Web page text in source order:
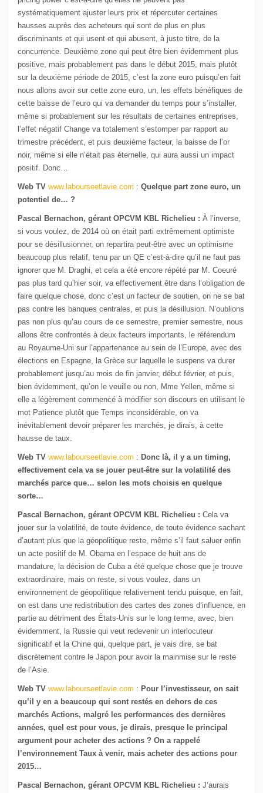
systématiquement ajuster leurs prix et répercuter certaines
hausses auprès des acheteurs qui sont de plus en plus
discriminants et qui usent et qui abusent, à juste titre, de la
concurrence. Deuxième zone qui peut être bien évidemment plus
positive, mais probablement pas dans le début 2015, mais plutôt
sur la deuxième période de 2015, c’est la zone euro puisqu’en fait
nous allons avoir sur cette zone euro, un, les effets bénéfiques de
cette baisse de l’euro qui va demander du temps pour s’installer,
même si probablement sur les résultats de certaines entreprises,
l’effet négatif Change va totalement s’estomper par rapport au
trimestre précédent, et puis deuxième facteur, la baisse de l’or
noir, même si elle n’était pas éternelle, qui aura aussi un impact
positif. Donc…
Web TV www.labourseetlavie.com : Quelque part zone euro, un
potentiel de… ?
Pascal Bernachon, gérant OPCVM KBL Richelieu : À l’inverse,
si vous voulez, de 2014 où on était parti extrêmement optimiste
pour se désillusionner, on repartira peut-être avec un optimisme
beaucoup plus relatif, tenu par un QE c’est-à-dire qu’il ne faut pas
ignorer que M. Draghi, et cela a été encore répété par M. Coeuré
pas plus tard qu’hier soir, va effectivement être dans l’obligation de
faire quelque chose, donc c’est un facteur de soutien, on ne se bat
pas contre les banques centrales, et puis la désillusion. N’oublions
pas non plus qu’au cours de ce semestre, premier semestre, nous
allons être confrontés à deux facteurs importants, le référendum
au Royaume-Uni sur l’appartenance au sein de l’Europe, avec des
élections en Espagne, la Grèce sur laquelle le suspens va durer
probablement jusqu’au mois de fin janvier, début février, et puis,
bien évidemment, qu’on le veuille ou non, Mme Yellen, même si
elle a légèrement commencé à modifier son discours en utilisant le
mot Patience plutôt que Temps inconsidérable, on va
inévitablement devoir préparer les marchés, je dirais, à cette
hausse de taux.
Web TV www.labourseetlavie.com : Donc là, il y a un timing,
effectivement cela va se jouer peut-être sur la volatilité des
marchés parce que… selon les mots choisis en quelque
sorte…
Pascal Bernachon, gérant OPCVM KBL Richelieu : Cela va
jouer sur la volatilité, de toute évidence, de toute évidence sachant
d’autant plus que la géopolitique reste, même s’il faut saluer enfin
un acte positif de M. Obama en l’espace de huit ans de
mandature, la décision de Cuba a été quelque chose que je trouve
extraordinaire, mais on reste, si vous voulez, dans un
environnement de géopolitique relativement tendu puisque, en fait,
on est dans une redistribution des cartes des zones d’influence, en
partie au détriment des États-Unis sur le long terme, avec, bien
évidemment, la Russie qui veut redevenir un interlocuteur
significatif et la Chine qui, quelque part, je vais dire, se bat
discrètement contre le Japon pour avoir la mainmise sur le reste
de l’Asie.
Web TV www.labourseetlavie.com : Pour l’investisseur, on sait
qu’il y en a beaucoup qui sont restés en dehors de ces
marchés Actions, malgré les performances des dernières
années, quel est pour vous, je dirais, presque le principal
argument pour acheter des actions ? On a rappelé
l’environnement Taux à venir, mais acheter des actions pour
2015…
Pascal Bernachon, gérant OPCVM KBL Richelieu : J’aurais